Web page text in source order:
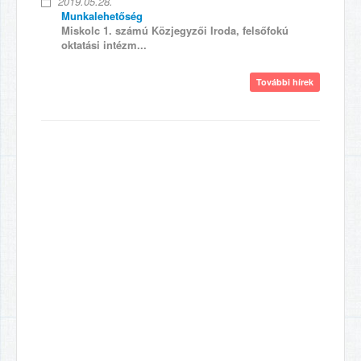
Munkalehetőség
Miskolc 1. számú Közjegyzői Iroda, felsőfokú
oktatási intézm...
További hírek